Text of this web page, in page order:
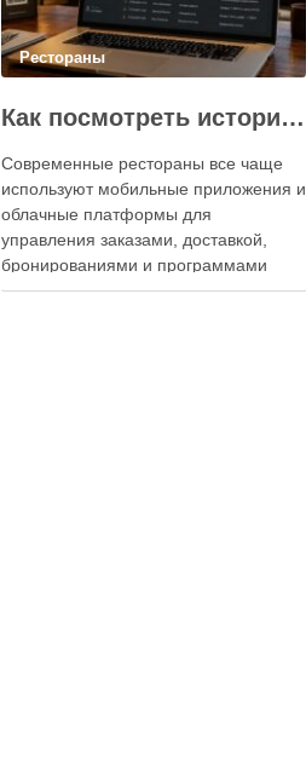
Рестораны
Как посмотреть историю активности приложения для ресторана и зачем это нужно бизнесу
Современные рестораны все чаще
используют мобильные приложения и
облачные платформы для
управления заказами, доставкой,
бронированиями и программами
лояльности. Однако многие